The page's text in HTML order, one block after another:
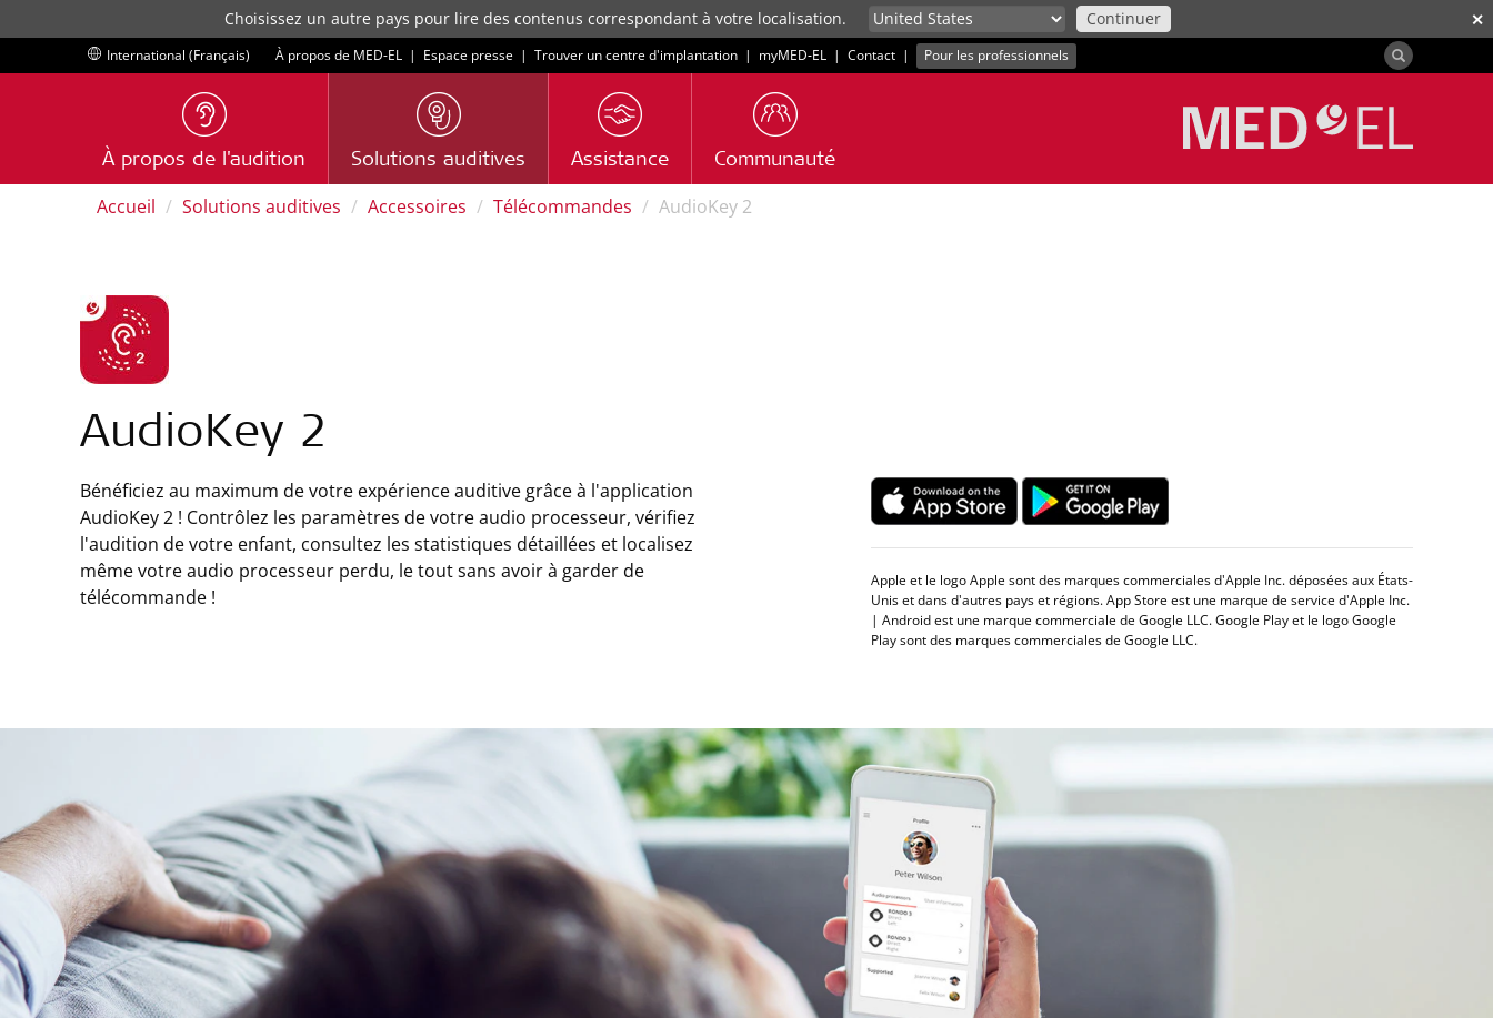
✕
Choisissez un autre pays pour lire des contenus correspondant à votre localisation. Continuer
International (Français) À propos de MED-EL | Espace presse | Trouver un centre d'implantation | myMED‑EL | Contact | Pour les professionnels
À propos de l'audition Solutions auditives Assistance Communauté
Accueil Solutions auditives Accessoires Télécommandes AudioKey 2
AudioKey 2
Bénéficiez au maximum de votre expérience auditive grâce à l'application
AudioKey 2 ! Contrôlez les paramètres de votre audio processeur, vérifiez
l'audition de votre enfant, consultez les statistiques détaillées et localisez
même votre audio processeur perdu, le tout sans avoir à garder de
télécommande !
Apple et le logo Apple sont des marques commerciales d'Apple Inc. déposées aux États-
Unis et dans d'autres pays et régions. App Store est une marque de service d'Apple Inc.
| Android est une marque commerciale de Google LLC. Google Play et le logo Google
Play sont des marques commerciales de Google LLC.